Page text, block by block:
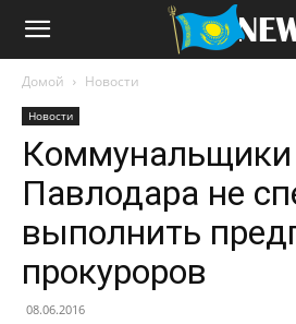
Домой Новости
Новости
Коммунальщики
Павлодара не
выполнить
прокуроров
08.06.2016